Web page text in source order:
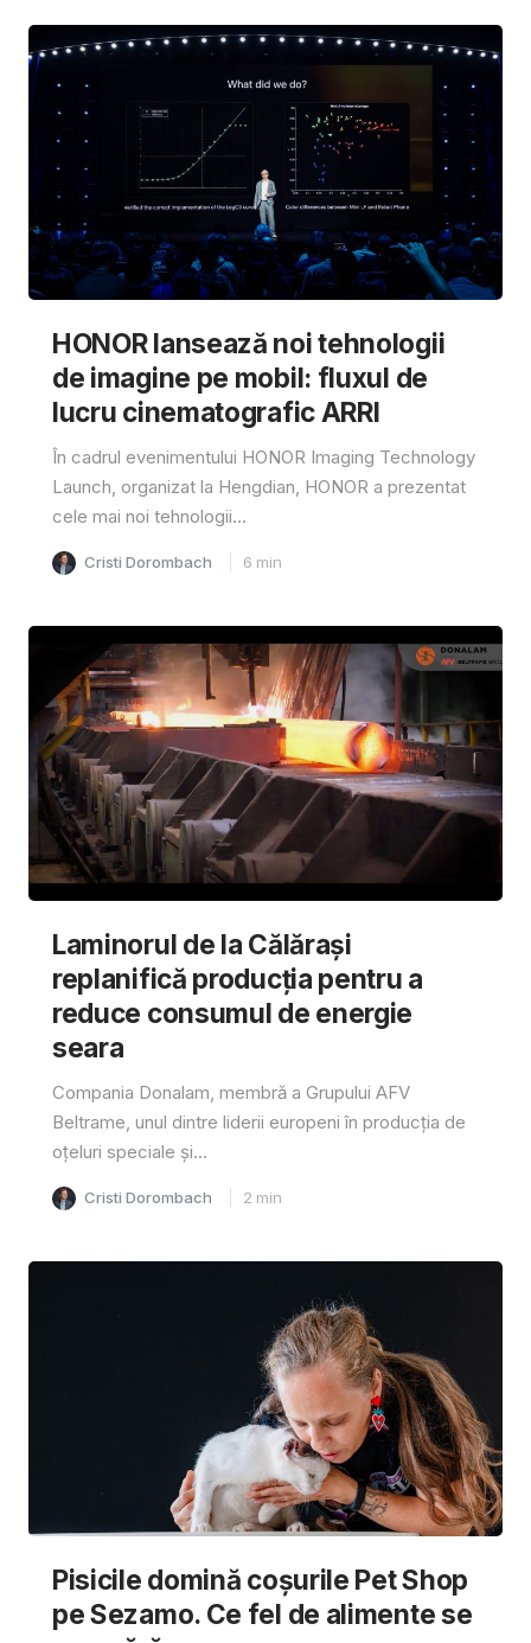
HONOR lansează noi tehnologii
de imagine pe mobil: fluxul de
lucru cinematografic ARRI
În cadrul evenimentului HONOR Imaging Technology
Launch, organizat la Hengdian, HONOR a prezentat
cele mai noi tehnologii...
Cristi Dorombach 6 min
Laminorul de la Călărași
replanifică producția pentru a
reduce consumul de energie
seara
Compania Donalam, membră a Grupului AFV
Beltrame, unul dintre liderii europeni în producția de
oțeluri speciale și...
Cristi Dorombach 2 min
Pisicile domină coșurile Pet Shop
pe Sezamo. Ce fel de alimente se